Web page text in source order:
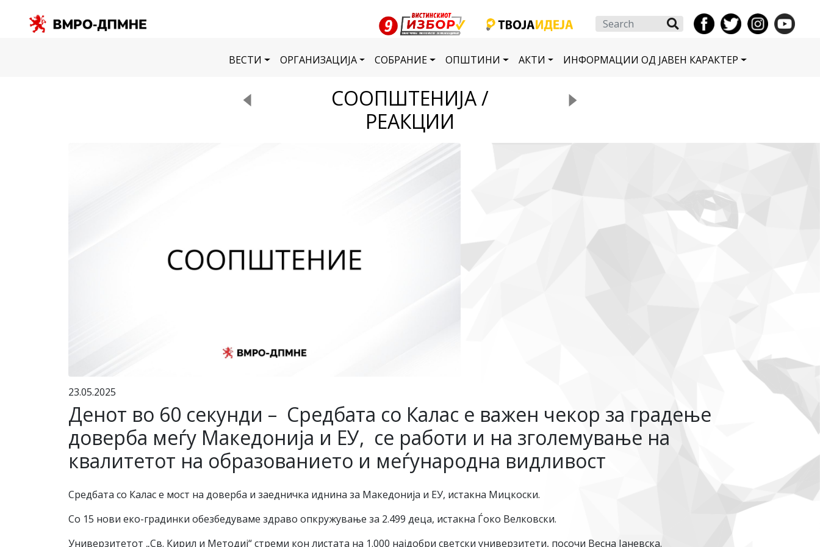
Search
ВЕСТИ ОРГАНИЗАЦИЈА СОБРАНИЕ ОПШТИНИ АКТИ ИНФОРМАЦИИ ОД ЈАВЕН КАРАКТЕР
СООПШТЕНИЈА /
РЕАКЦИИ
23.05.2025
Денот во 60 секунди – Средбата со Калас е важен чекор за градење
доверба меѓу Македонија и ЕУ, се работи и на зголемување на
квалитетот на образованието и меѓународна видливост
Средбата со Калас е мост на доверба и заедничка иднина за Македонија и ЕУ, истакна Мицкоски.
Со 15 нови еко-градинки обезбедуваме здраво опкружување за 2.499 деца, истакна Ѓоко Велковски.
Универзитетот „Св. Кирил и Методиј“ стреми кон листата на 1.000 најдобри светски универзитети, посочи Весна Јаневска.